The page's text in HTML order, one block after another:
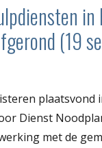
(19
plaatsvond
Dienst
met de